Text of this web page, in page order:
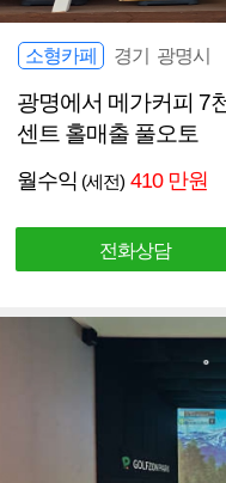
소형카페 경기 광명시
광명에서 메가커피 7
센트 홀매출 풀오토
월수익 (세전) 410 만원
전화상담